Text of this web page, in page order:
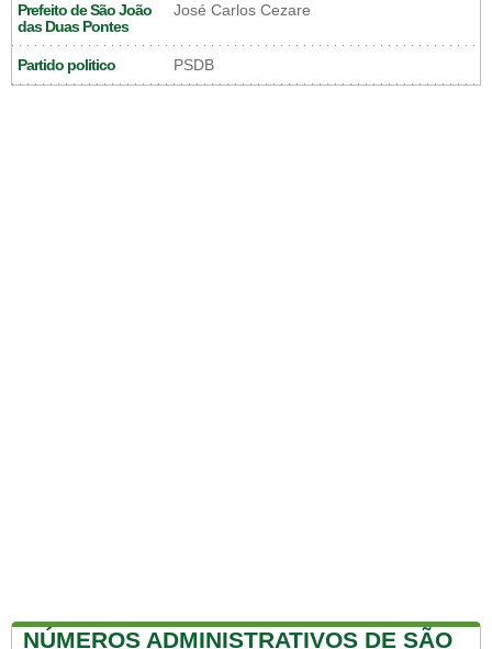
Prefeito de São João
das Duas Pontes
José Carlos Cezare
Partido politico PSDB
NÚMEROS ADMINISTRATIVOS DE SÃO